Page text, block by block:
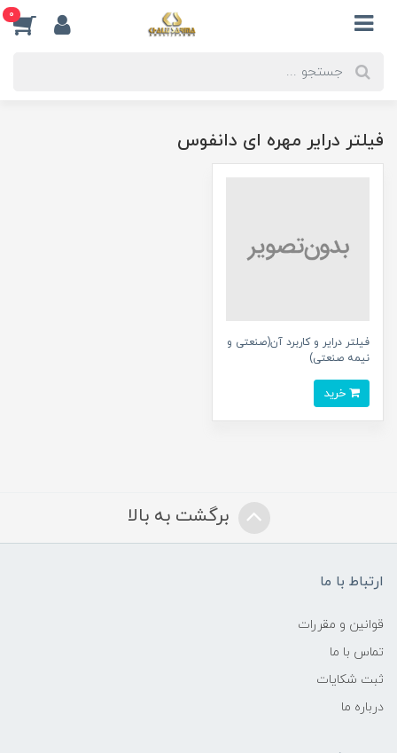
0
فیلتر درایر مهره ای دانفوس
فیلتر درایر و کاربرد آن(صنعتی و
نیمه صنعتی)
برگشت به بالا
ارتباط با ما
قوانین و مقررات
تماس با ما
ثبت شکایات
درباره ما